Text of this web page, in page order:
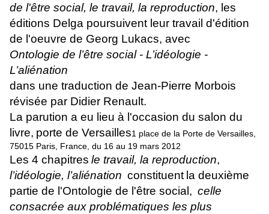
de l'être social, le travail, la reproduction, les
éditions Delga poursuivent leur travail d'édition
de l'oeuvre de Georg Lukacs, avec
Ontologie de l’être social - L’idéologie -
L’aliénation
dans une traduction de Jean-Pierre Morbois
révisée par Didier Renault.
La parution a eu lieu à l'occasion du salon du
livre, porte de Versailles1 place de la Porte de Versailles
75015 Paris, France, du 16 au 19 mars 2012
Les 4 chapitres le travail, la reproduction,
l’idéologie, l’aliénation constituent la deuxième
partie de l'Ontologie de l'être social, celle
consacrée aux problématiques les plus